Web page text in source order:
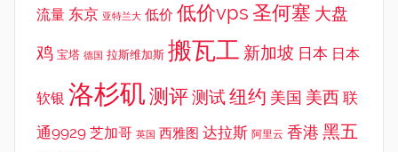
流量 东京 亚特兰大 低价 低价vps 圣何塞 大盘
鸡 宝塔 德国 拉斯维加斯 搬瓦工 新加坡 日本 日本
软银 洛杉矶 测评测试纽约 美国 美西 联
通9929 芝加哥 英国 西雅图 达拉斯 阿里云 香港 黑五